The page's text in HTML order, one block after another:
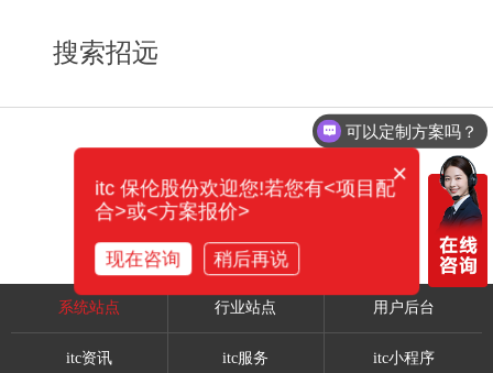
搜索招远
系统站点 行业站点 用户后台
itc资讯 itc服务 itc小程序
可以定制方案吗？
×
itc 保伦股份欢迎您!若您有<项目配
合>或<方案报价>
现在咨询 稍后再说